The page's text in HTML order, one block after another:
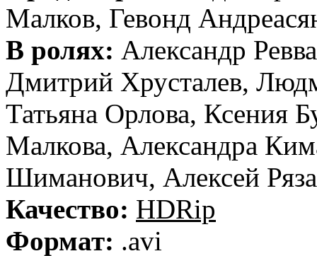
Малков, Гевонд
В ролях: Александр
Дмитрий Хрусталев,
Татьяна Орлова, Ксения
Малкова, Александра
Шиманович, Алексей
Качество: HDRip
Формат: .avi